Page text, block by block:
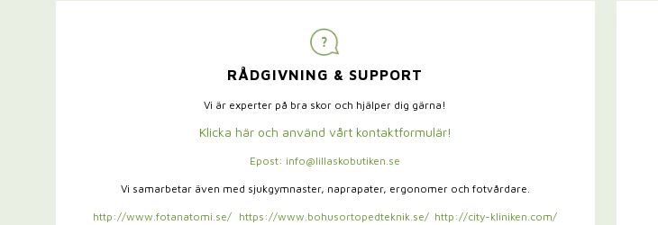
RÅDGIVNING & SUPPORT
Vi är experter på bra skor och hjälper dig gärna!
Klicka här och använd vårt kontaktformulär!
Epost: info@lillaskobutiken.se
Vi samarbetar även med sjukgymnaster, naprapater, ergonomer och fotvårdare.
http://www.fotanatomi.se/ https://www.bohusortopedteknik.se/ http://city-kliniken.com/